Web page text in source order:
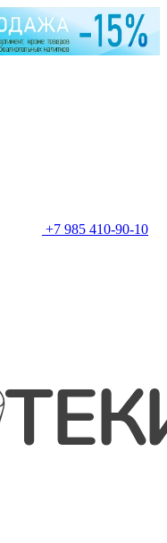
+7 985 410-90-10